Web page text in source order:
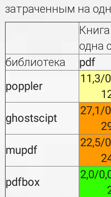
затраченным на
одна
библиотека
pdf
poppler
11,3/
ghostscipt
27,1/
mupdf
22,5/
pdfbox
2,0/